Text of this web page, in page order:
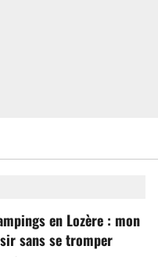
en Lozère : mon
sans se tromper